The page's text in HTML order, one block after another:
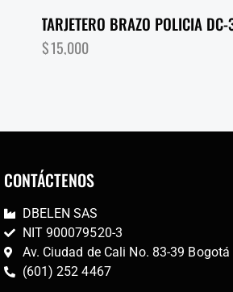
TARJETERO BRAZO POLICIA DC-
$15,000
CONTÁCTENOS
DBELEN SAS
NIT 900079520-3
Av. Ciudad de Cali No. 83-39 Bogotá
(601) 252 4467